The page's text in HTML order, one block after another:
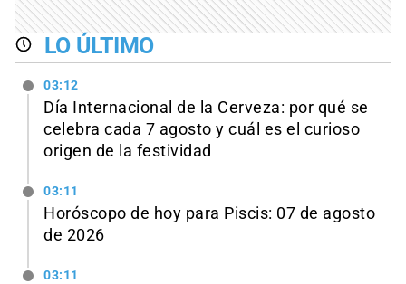
LO ÚLTIMO
03:12
Día Internacional de la Cerveza: por qué se
celebra cada 7 agosto y cuál es el curioso
origen de la festividad
03:11
Horóscopo de hoy para Piscis: 07 de agosto
de 2026
03:11